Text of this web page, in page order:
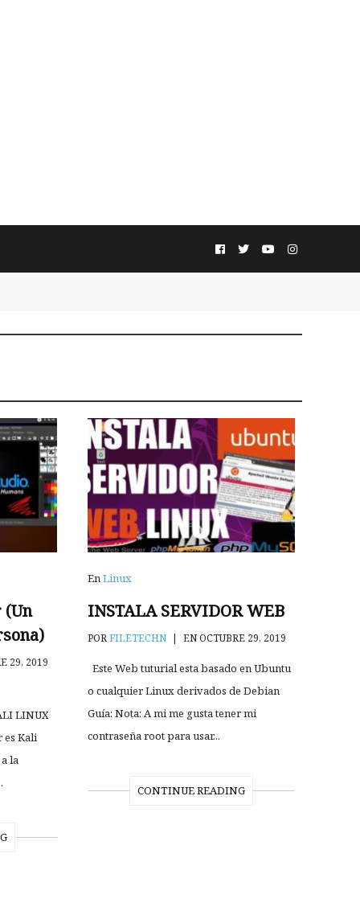
(Un
29, 2019
LINUX​
es Kali
la
EnLinux
INSTALA SERVIDOR WEB
PORFILETECHN | EN OCTUBRE 29, 2019
Este Web tuturial esta basado en Ubuntu
o cualquier Linux derivados de Debian
Guía: Nota: A mi me gusta tener mi
contraseña root para usar...
CONTINUE READING